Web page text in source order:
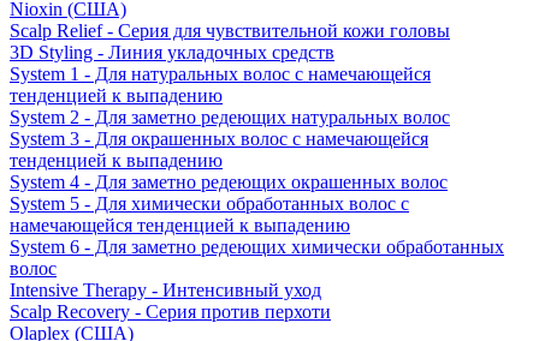
Nioxin (США)
Scalp Relief - Серия для чувствительной кожи головы
3D Styling - Линия укладочных средств
System 1 - Для натуральных волос с намечающейся
тенденцией к выпадению
System 2 - Для заметно редеющих натуральных волос
System 3 - Для окрашенных волос с намечающейся
тенденцией к выпадению
System 4 - Для заметно редеющих окрашенных волос
System 5 - Для химически обработанных волос с
намечающейся тенденцией к выпадению
System 6 - Для заметно редеющих химически обработанных
волос
Intensive Therapy - Интенсивный уход
Scalp Recovery - Серия против перхоти
Olaplex (США)